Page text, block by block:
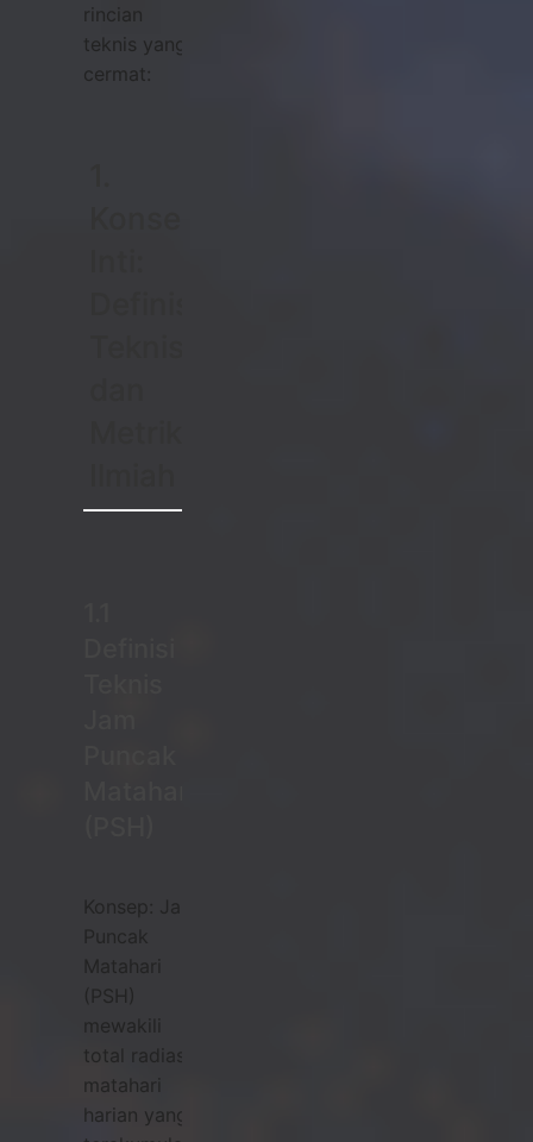
rincian
teknis yang
cermat:
Konsep: Jam
Puncak
Matahari
(PSH)
mewakili
total radiasi
matahari
harian yang